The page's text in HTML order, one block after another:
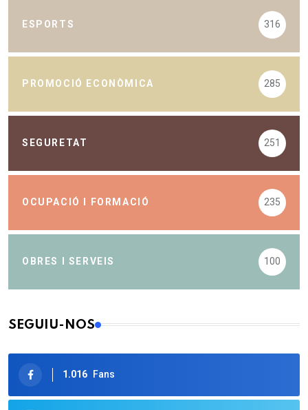
ESPORTS 316
PROMOCIÓ ECONÒMICA 285
SEGURETAT 251
OCUPACIÓ I FORMACIÓ 235
OBRES I SERVEIS 100
SEGUIU-NOS
1.016 Fans